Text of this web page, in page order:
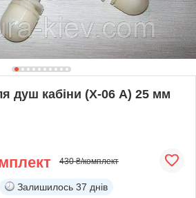
душ кабіни (Х-06 А) 25 мм
430 ₴/комплект
Залишилось 37 днів